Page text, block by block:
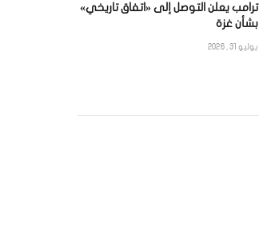
ترامب يعلن التوصل إلى «اتفاق تاريخي»
بشأن غزة
يوليو 31, 2026